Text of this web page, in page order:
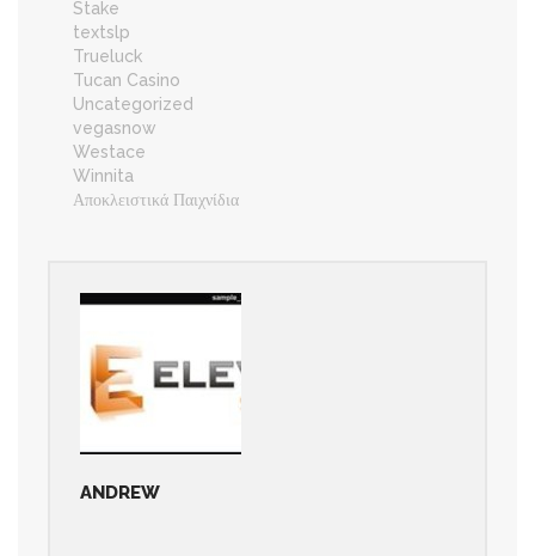
Stake
textslp
Trueluck
Tucan Casino
Uncategorized
vegasnow
Westace
Winnita
Αποκλειστικά Παιχνίδια
ANDREW